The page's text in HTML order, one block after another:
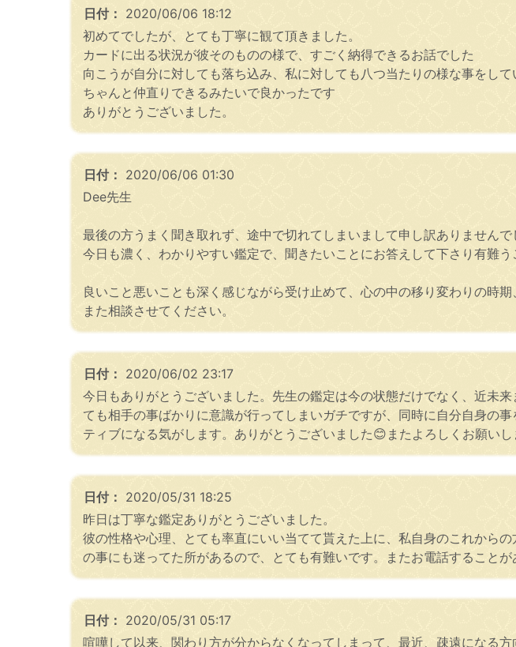
日付： 2020/06/06 18:12
初めてでしたが、とても丁寧に観て頂きました。
カードに出る状況が彼そのものの様で、すごく納得できるお話でした
向こうが自分に対しても落ち込み、私に対しても八つ当たりの様な事をし
ちゃんと仲直りできるみたいで良かったです
ありがとうございました。
日付： 2020/06/06 01:30
Dee先生
最後の方うまく聞き取れず、途中で切れてしまいまして申し訳ありませんで
今日も濃く、わかりやすい鑑定で、聞きたいことにお答えして下さり有難う
良いこと悪いことも深く感じながら受け止めて、心の中の移り変わりの時期
また相談させてください。
日付： 2020/06/02 23:17
今日もありがとうございました。先生の鑑定は今の状態だけでなく、近未
ても相手の事ばかりに意識が行ってしまいガチですが、同時に自分自身の
ティブになる気がします。ありがとうございました😊またよろしくお願いし
日付： 2020/05/31 18:25
昨日は丁寧な鑑定ありがとうございました。
彼の性格や心理、とても率直にいい当てて貰えた上に、私自身のこれから
の事にも迷ってた所があるので、とても有難いです。またお電話すること
日付： 2020/05/31 05:17
喧嘩して以来、関わり方が分からなくなってしまって、最近、疎遠になる方